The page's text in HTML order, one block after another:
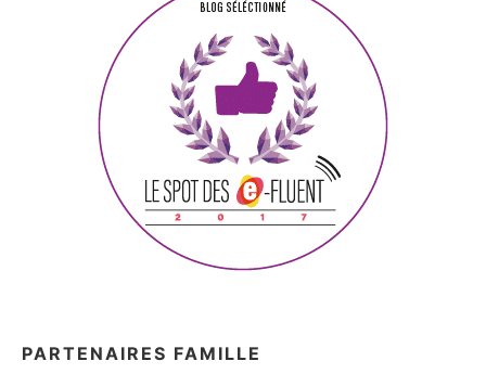
PARTENAIRES FAMILLE